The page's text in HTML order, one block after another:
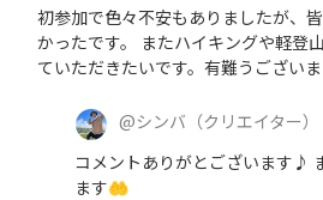
初参加で色々不安もありましたが、
かったです。 またハイキングや軽登
ていただきたいです。有難うございま
@シンバ （クリエイター）
コメントありがとございます♪
ます🤲